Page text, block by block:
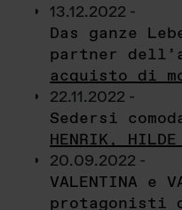
13.12.2022 -
Das ganze
partner
acquisto di
22.11.2022 -
Sedersi
HENRIK, HILDE
20.09.2022 -
VALENTINA e
protagonisti